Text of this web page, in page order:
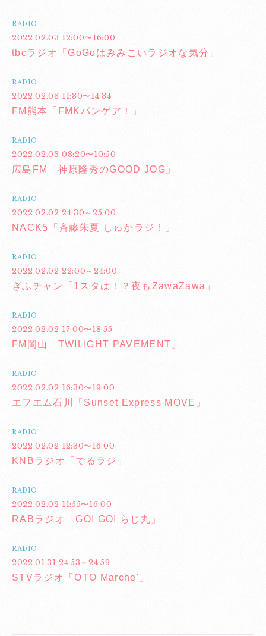
RADIO
2022.02.03 12:00〜16:00
tbcラジオ「GoGoはみみこいラジオな気分」
RADIO
2022.02.03 11:30〜14:34
FM熊本「FMKパンゲア！」
RADIO
2022.02.03 08:20〜10:50
広島FM「神原隆秀のGOOD JOG」
RADIO
2022.02.02 24:30～25:00
NACK5「斉藤朱夏 しゅかラジ！」
RADIO
2022.02.02 22:00～24:00
ぎふチャン「1スタは！？夜もZawaZawa」
RADIO
2022.02.02 17:00〜18:55
FM岡山「TWILIGHT PAVEMENT」
RADIO
2022.02.02 16:30〜19:00
エフエム石川「Sunset Express MOVE」
RADIO
2022.02.02 12:30〜16:00
KNBラジオ「でるラジ」
RADIO
2022.02.02 11:55〜16:00
RABラジオ「GO! GO! らじ丸」
RADIO
2022.01.31 24:53～24:59
STVラジオ「OTO Marche'」